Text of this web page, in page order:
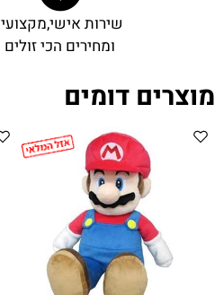
שירות אישי,מקצועי
ומחירים הכי זולים
מוצרים דומים